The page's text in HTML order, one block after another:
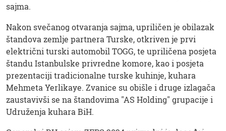
sajma.
Nakon svečanog otvaranja sajma, upriličen je obilazak
štandova zemlje partnera Turske, otkriven je prvi
električni turski automobil TOGG, te upriličena posjeta
štandu Istanbulske privredne komore, kao i posjeta
prezentaciji tradicionalne turske kuhinje, kuhara
Mehmeta Yerlikaye. Zvanice su obišle i druge izlagača
zaustavivši se na štandovima "AS Holding" grupacije i
Udruženja kuhara BiH.